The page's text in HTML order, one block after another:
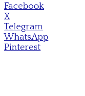
Facebook
X
Telegram
WhatsApp
Pinterest